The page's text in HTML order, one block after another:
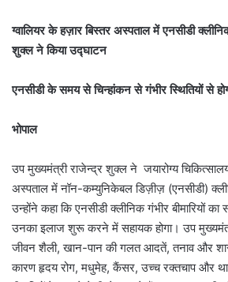
ग्वालियर के हज़ार बिस्तर अस्पताल में एनसीडी
शुक्ल ने किया उद्घाटन
एनसीडी के समय से चिन्हांकन से गंभीर स्थितियों से
भोपाल
उप मुख्यमंत्री राजेन्द्र शुक्ल ने जयारोग्य
अस्पताल में नॉन-कम्युनिकेबल डिज़ीज़ (एनसीडी)
उन्होंने कहा कि एनसीडी क्लीनिक गंभीर बीमारियों
उनका इलाज शुरू करने में सहायक होगा। उप
जीवन शैली, खान-पान की गलत आदतें, तनाव और
कारण हृदय रोग, मधुमेह, कैंसर, उच्च रक्तचाप और